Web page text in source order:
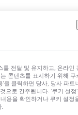
를 전달 및 유지하고, 온라인
콘텐츠를 표시하기 위해 쿠
을 클릭하면 당사, 당사 파트
으로 간주됩니다. '쿠키 설정
용을 확인하거나 쿠키 설정
.